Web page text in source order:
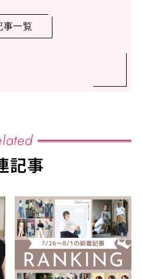
事一覧
記事